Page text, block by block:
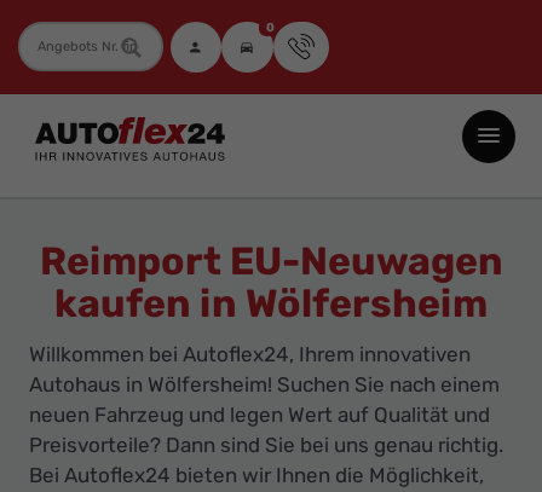
Fahrzeugnummer 0
Autoflex24
GmbH
Neuwagen
Jahreswagen
Gebrauchtwagen
zu
Top-
Preisen
Reimport EU-Neuwagen
kaufen in Wölfersheim
Willkommen bei Autoflex24, Ihrem innovativen
Autohaus in Wölfersheim! Suchen Sie nach einem
neuen Fahrzeug und legen Wert auf Qualität und
Preisvorteile? Dann sind Sie bei uns genau richtig.
Bei Autoflex24 bieten wir Ihnen die Möglichkeit,